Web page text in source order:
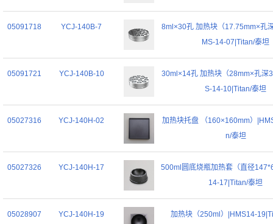
05091718 YCJ-140B-7
8ml×30孔 加热块（17.75mm×孔
MS-14-07|Titan/泰坦
05091721 YCJ-140B-10
30ml×14孔 加热块（28mm×孔深
S-14-10|Titan/泰坦
05027316 YCJ-140H-02
加热块托盘 （160×160mm）
n/泰坦
05027326 YCJ-140H-17
500ml圆底烧瓶加热套（直径
14-17|Titan/泰坦
05028907 YCJ-140H-19 加热块（250ml）|HMS14-